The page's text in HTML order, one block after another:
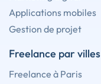
Applications mobiles
Gestion de projet
Freelance par villes
Freelance à Paris